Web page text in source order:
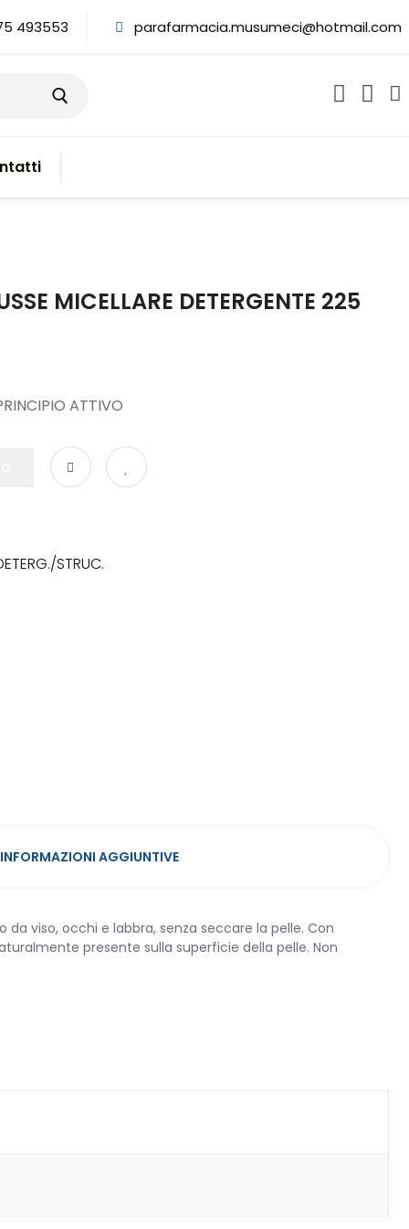
493553 parafarmacia.musumeci@hotmail.com
MICELLARE DETERGENTE 225
ATTIVO
STRUC.
INFORMAZIONI AGGIUNTIVE
viso, occhi e labbra, senza seccare la pelle. Con
presente sulla superficie della pelle. Non